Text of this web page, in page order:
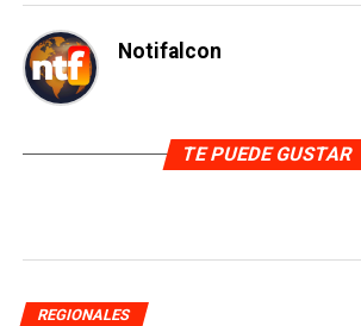
Notifalcon
TE PUEDE GUSTAR
REGIONALES